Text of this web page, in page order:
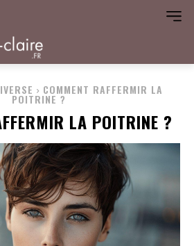
COMMENT RAFFERMIR LA
POITRINE ?
LA POITRINE ?